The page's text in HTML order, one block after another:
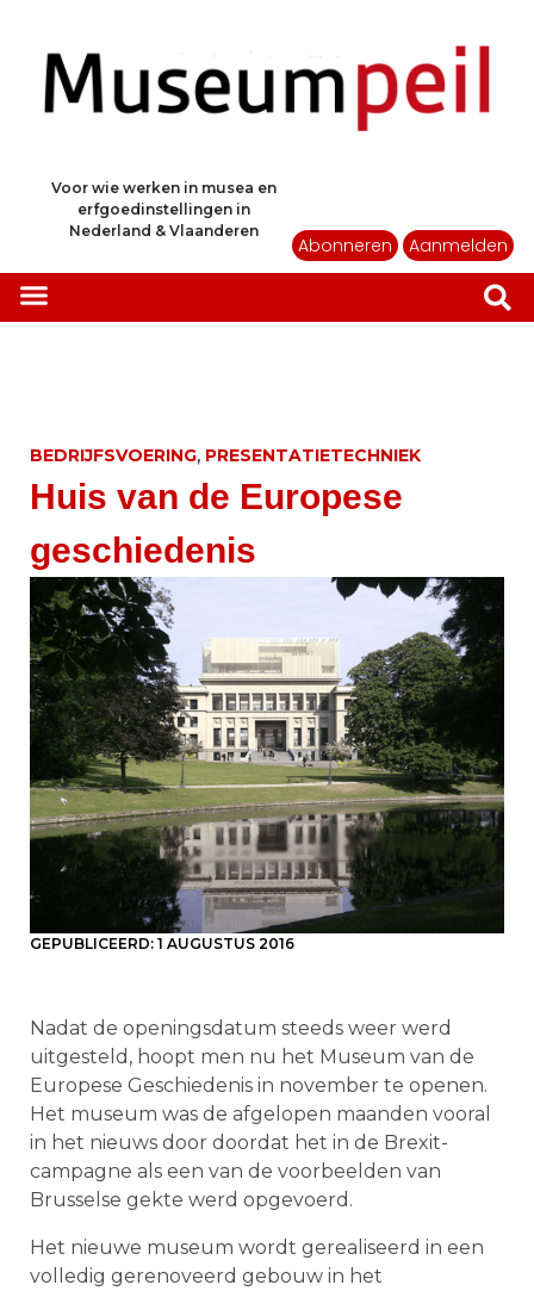
Voor wie werken in musea en
erfgoedinstellingen in
Nederland & Vlaanderen
Abonneren Aanmelden
BEDRIJFSVOERING, PRESENTATIETECHNIEK
Huis van de Europese
geschiedenis
GEPUBLICEERD: 1 AUGUSTUS 2016
Nadat de openingsdatum steeds weer werd
uitgesteld, hoopt men nu het Museum van de
Europese Geschiedenis in november te openen.
Het museum was de afgelopen maanden vooral
in het nieuws door doordat het in de Brexit-
campagne als een van de voorbeelden van
Brusselse gekte werd opgevoerd.
Het nieuwe museum wordt gerealiseerd in een
volledig gerenoveerd gebouw in het